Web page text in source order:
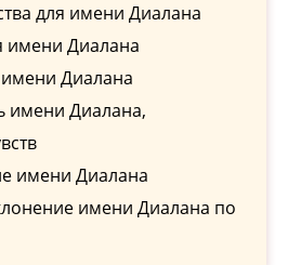
для имени Диалана
имени Диалана
Диалана
имени Диалана,
имени Диалана
имени Диалана по